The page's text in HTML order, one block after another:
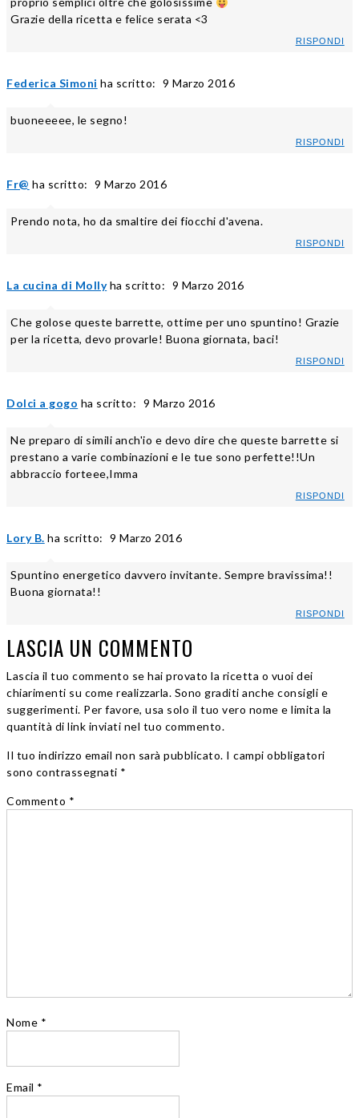
Grazie della ricetta e felice serata <3
RISPONDI
Federica Simoni ha scritto: 9 Marzo 2016
buoneeeee, le segno!
RISPONDI
Fr@ ha scritto: 9 Marzo 2016
Prendo nota, ho da smaltire dei fiocchi d'avena.
RISPONDI
La cucina di Molly ha scritto: 9 Marzo 2016
Che golose queste barrette, ottime per uno spuntino! Grazie
per la ricetta, devo provarle! Buona giornata, baci!
RISPONDI
Dolci a gogo ha scritto: 9 Marzo 2016
Ne preparo di simili anch'io e devo dire che queste barrette si
prestano a varie combinazioni e le tue sono perfette!!Un
abbraccio forteee,Imma
RISPONDI
Lory B. ha scritto: 9 Marzo 2016
Spuntino energetico davvero invitante. Sempre bravissima!!
Buona giornata!!
RISPONDI
LASCIA UN COMMENTO
Lascia il tuo commento se hai provato la ricetta o vuoi dei
chiarimenti su come realizzarla. Sono graditi anche consigli e
suggerimenti. Per favore, usa solo il tuo vero nome e limita la
quantità di link inviati nel tuo commento.
Il tuo indirizzo email non sarà pubblicato. I campi obbligatori
sono contrassegnati *
Commento *
Nome *
Email *